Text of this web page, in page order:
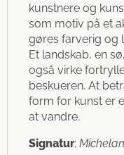
kunstnere og
som motiv på et
gøres farverig og
Et landskab, en
også virke
beskueren. At
form for kunst er
at vandre.
Signatur: